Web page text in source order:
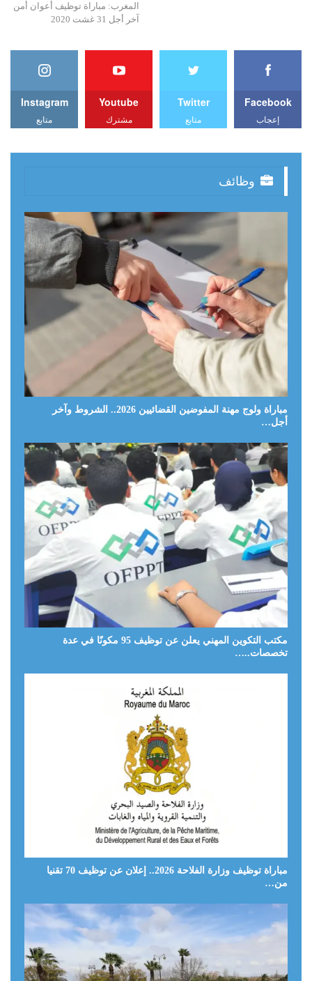
المغرب: مباراة توظيف أعوان أمن
آخر أجل 31 غشت 2020
Facebook
إعجاب
Twitter
متابع
Youtube
مشترك
Instagram
متابع
وظائف
مباراة ولوج مهنة المفوضين القضائيين 2026.. الشروط وآخر
أجل…
مكتب التكوين المهني يعلن عن توظيف 95 مكونًا في عدة
تخصصات..…
مباراة توظيف وزارة الفلاحة 2026.. إعلان عن توظيف 70 تقنيا
من…